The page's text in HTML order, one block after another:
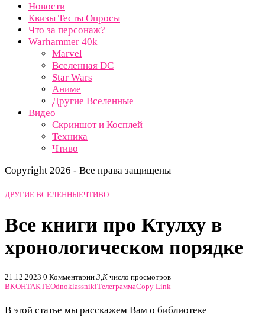
Новости
Квизы Тесты Опросы
Что за персонаж?
Warhammer 40k
Marvel
Вселенная DC
Star Wars
Аниме
Другие Вселенные
Видео
Скриншот и Косплей
Техника
Чтиво
Copyright 2026 - Все права защищены
ДРУГИЕ ВСЕЛЕННЫЕЧТИВО
Все книги про Ктулху в
хронологическом порядке
21.12.2023 0 Комментарии 3,K число просмотров
ВКОНТАКТЕOdnoklassnikiТелеграммаCopy Link
В этой статье мы расскажем Вам о библиотеке